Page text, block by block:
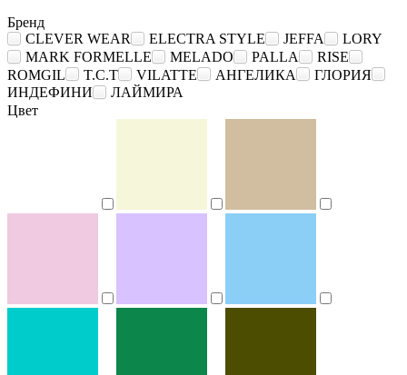
Бренд
CLEVER WEAR
ELECTRA STYLE JEFFA
LORY
MARK FORMELLE
MELADO PALLA
RISE
ROMGIL
T.C.T VILATTE АНГЕЛИКА
ГЛОРИЯ
ИНДЕФИНИ
ЛАЙМИРА
Цвет